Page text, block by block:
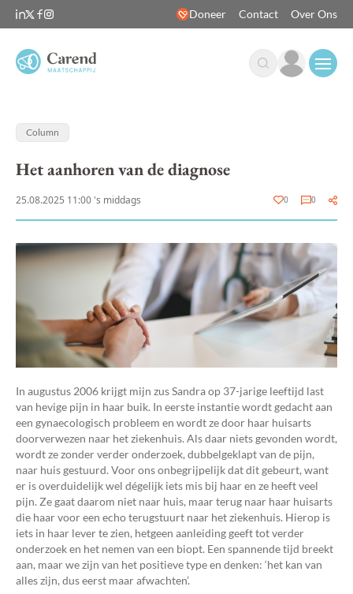
Doneer Contact Over Ons
Column
Het aanhoren van de diagnose
25.08.2025 11:00 's middags 0 0
In augustus 2006 krijgt mijn zus Sandra op 37-jarige leeftijd last
van hevige pijn in haar buik. In eerste instantie wordt gedacht aan
een gynaecologisch probleem en wordt ze door haar huisarts
doorverwezen naar het ziekenhuis. Als daar niets gevonden wordt,
wordt ze zonder verder onderzoek, dubbelgeklapt van de pijn,
naar huis gestuurd. Voor ons onbegrijpelijk dat dit gebeurt, want
er is overduidelijk wel dégelijk iets mis bij haar en ze heeft veel
pijn. Ze gaat daarom niet naar huis, maar terug naar haar huisarts
die haar voor een echo terugstuurt naar het ziekenhuis. Hierop is
iets in haar lever te zien, hetgeen aanleiding geeft tot verder
onderzoek en het nemen van een biopt. Een spannende tijd breekt
aan, maar we zijn van het positieve type en denken: ‘het kan van
alles zijn, dus eerst maar afwachten’.